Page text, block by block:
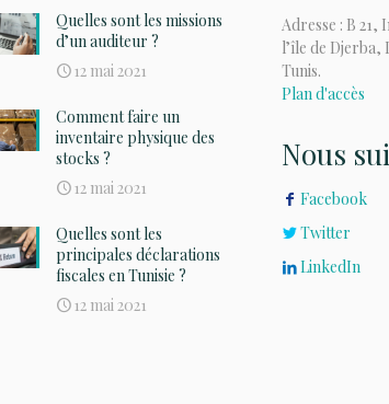
Quelles sont les missions
d’un auditeur ?
12 mai 2021
Comment faire un
inventaire physique des
stocks ?
12 mai 2021
Quelles sont les
principales déclarations
fiscales en Tunisie ?
12 mai 2021
Adresse : B
l’île de Djerba,
Tunis.
Plan d'accès
Nous
Facebook
Twitter
LinkedIn